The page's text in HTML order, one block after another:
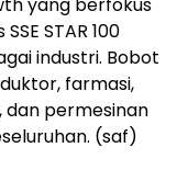
yang berfokus
STAR 100
industri. Bobot
farmasi,
permesinan
(saf)